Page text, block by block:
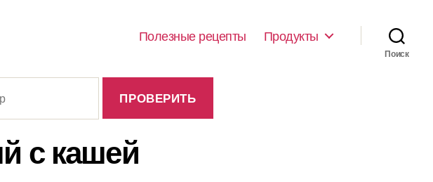
Полезные рецепты Продукты
Поиск
с кашей